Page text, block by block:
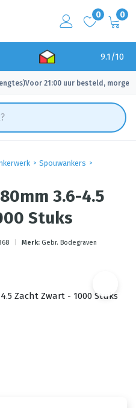
0 0
9.1/10
✓ Voor 21:00 uur besteld, morgen
Spouwankers
3.6-4.5
Stuks
Merk: Gebr. Bodegraven